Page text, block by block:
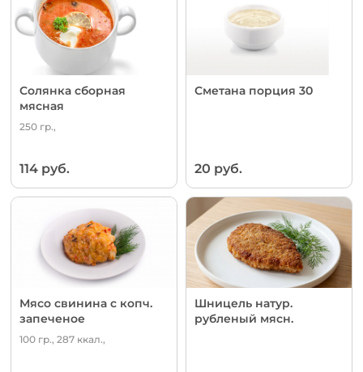
Солянка сборная
мясная
250 гр.,
114 руб.
Сметана порция 30
20 руб.
Мясо свинина с копч.
запеченое
100 гр., 287 ккал.,
Шницель натур.
рубленый мясн.